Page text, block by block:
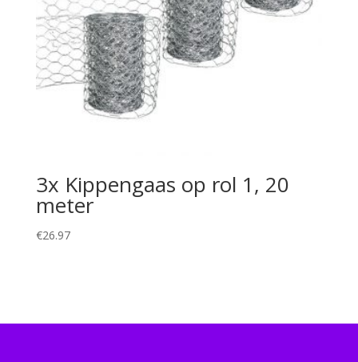
3x Kippengaas op rol 1, 20
meter
€26.97